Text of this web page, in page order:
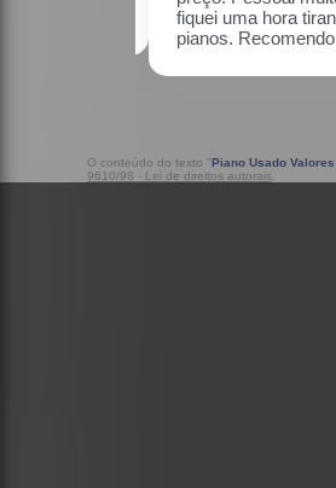
O conteúdo do texto "Piano Usado
9610/98 - Lei de direitos autorais